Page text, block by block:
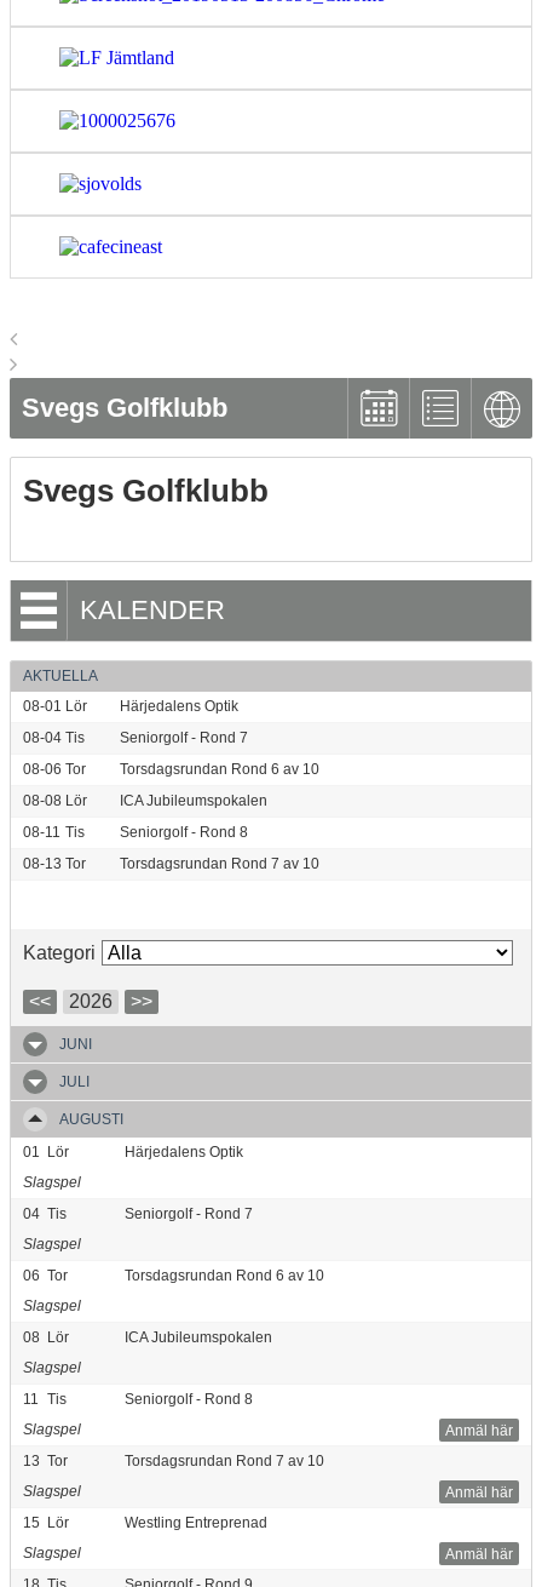
Svegs Golfklubb
Svegs Golfklubb
KALENDER
AKTUELLA
08-01 Lör
Härjedalens Optik
08-04 Tis
Seniorgolf - Rond 7
08-06 Tor
Torsdagsrundan Rond 6 av 10
08-08 Lör
ICA Jubileumspokalen
08-11 Tis
Seniorgolf - Rond 8
08-13 Tor Torsdagsrundan Rond 7 av 10
Kategori
<< 2026 >>
JUNI
JULI
AUGUSTI
01
Lör
Härjedalens Optik
Slagspel
04 Tis
Seniorgolf - Rond 7
Slagspel
06 Tor
Torsdagsrundan Rond 6 av 10
Slagspel
08 Lör
ICA Jubileumspokalen
Slagspel
11
Tis
Seniorgolf - Rond 8
Anmäl här
Slagspel
13 Tor
Torsdagsrundan Rond 7 av 10
Anmäl här
Slagspel
15 Lör
Westling Entreprenad
Anmäl här
Slagspel